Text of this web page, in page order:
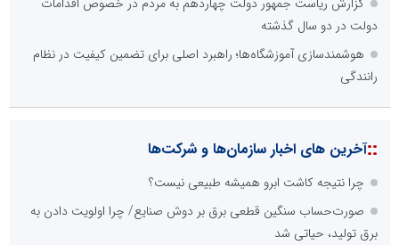
دولت در دو سال گذشته
هوشمندسازی آموزشگاه‌ها؛ راهبرد اصلی برای تضمین کیفیت در نظام
رانندگی
::آخرین های اخبار سازمان‌ها و شرکت‌ها
چرا نتیجه کاشت ابرو همیشه طبیعی نیست؟
صورت‌حساب سنگین قطعی برق بر دوش صنایع/ چرا اولویت دادن به
برق تولید، حیاتی شد